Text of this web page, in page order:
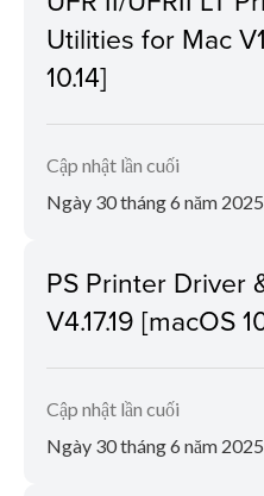
Utilities for Mac
10.14]
Cập nhật lần cuối
Ngày 30 tháng 6 năm 2025
PS Printer Driver
V4.17.19 [macOS
Cập nhật lần cuối
Ngày 30 tháng 6 năm 2025